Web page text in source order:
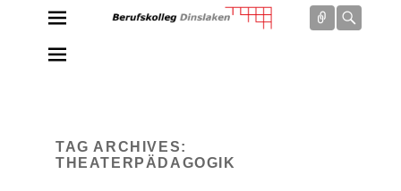
Connect
TAG ARCHIVES:
THEATERPÄDAGOGIK